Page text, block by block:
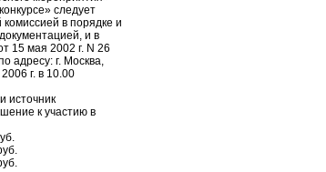
следует
комиссией в порядке и
и в
15 мая 2002 г. N 26
адресу: г. Москва,
г. в 10.00
источник
к участию в